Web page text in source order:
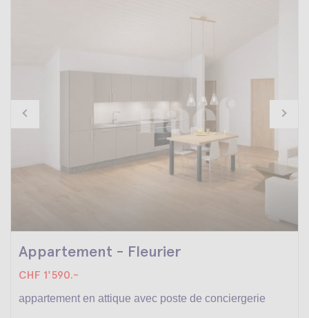
Appartement - Fleurier
CHF 1'590.-
appartement en attique avec poste de conciergerie